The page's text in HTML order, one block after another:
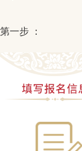
第一步 ：